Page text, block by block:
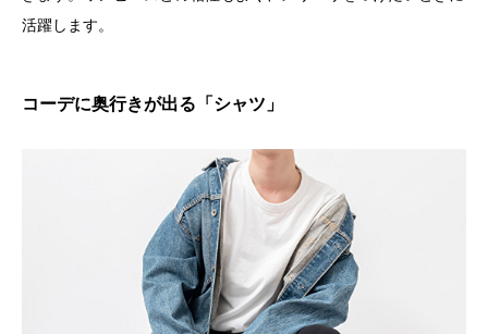
活躍します。
コーデに奥行きが出る「シャツ」